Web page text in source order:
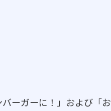
ーガーに！」および「お